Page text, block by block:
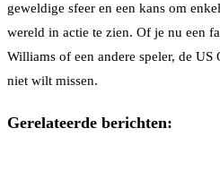
geweldige sfeer en een kans om
wereld in actie te zien. Of je nu een
Williams of een andere speler, de US
niet wilt missen.
Gerelateerde berichten: